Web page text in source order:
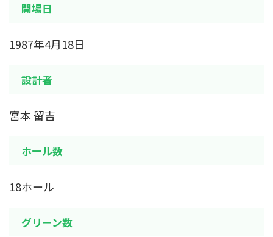
開場日
1987年4月18日
設計者
宮本 留吉
ホール数
18ホール
グリーン数